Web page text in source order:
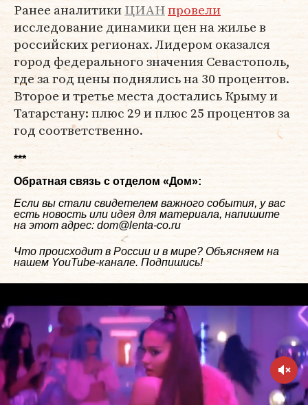
Ранее аналитикиЦИАНпровели
исследование динамики цен на жилье в
российских регионах. Лидером оказался
город федерального значения Севастополь,
где за год цены поднялись на 30 процентов.
Второе и третье места достались Крыму и
Татарстану: плюс 29 и плюс 25 процентов за
год соответственно.
***
Обратная связь с отделом «Дом»:
Если вы стали свидетелем важного события, у вас
есть новость или идея для материала, напишите
на этот адрес: dom@lenta-co.ru
Что происходит в России и в мире? Объясняем на
нашем YouTube-канале. Подпишись!